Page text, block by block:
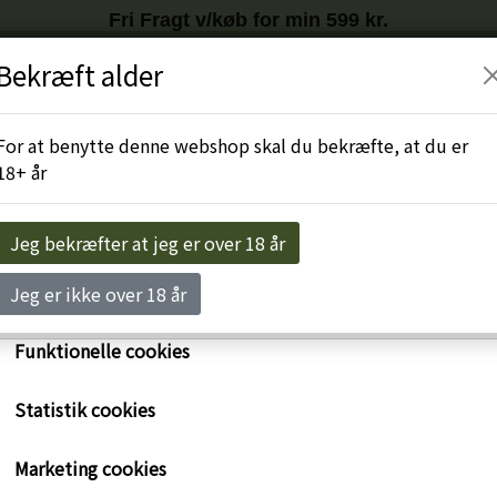
Fri Fragt v/køb for min 599 kr.
Tilmeld nyhedsbrev
egne cookies og cookies fra tredjeparter til at
til markedsføring og til at undersøge, hvordan vores
anvendes af besøgende. Du kan altid tilbagekalde dit
på linket 'Cookies' nederst på siden.
om cookies her
Nødvendige cookies
Funktionelle cookies
Statistik cookies
Marketing cookies
alder
at benytte denne webshop skal du bekræfte, at du er
år
Jeg bekræfter at jeg er over 18 år
Jeg er ikke over 18 år